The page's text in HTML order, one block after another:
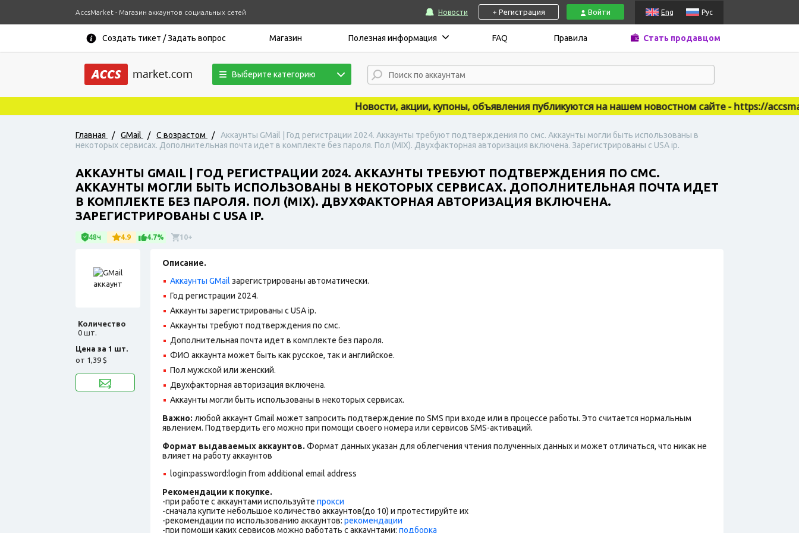
AccsMarket - Магазин аккаунтов социальных сетей Новости + Регистрация Войти Eng Рус
Создать тикет / Задать вопрос Магазин Полезная информация FAQ Правила Стать продавцом
Выберите категорию
Новости, акции, купоны, объявления публикуются на нашем новостном сайте - https://
Главная / GMail / С возрастом /
Аккаунты GMail | Год регистрации 2024. Аккаунты требуют подтверждения по смс. Аккаунты могли быть использованы в
некоторых сервисах. Дополнительная почта идет в комплекте без пароля. Пол (MIX). Двухфакторная авторизация включена. Зарегистрированы с USA ip.
АККАУНТЫ GMAIL | ГОД РЕГИСТРАЦИИ 2024. АККАУНТЫ ТРЕБУЮТ ПОДТВЕРЖДЕНИЯ ПО СМС.
АККАУНТЫ МОГЛИ БЫТЬ ИСПОЛЬЗОВАНЫ В НЕКОТОРЫХ СЕРВИСАХ. ДОПОЛНИТЕЛЬНАЯ ПОЧТА ИДЕТ
В КОМПЛЕКТЕ БЕЗ ПАРОЛЯ. ПОЛ (MIX). ДВУХФАКТОРНАЯ АВТОРИЗАЦИЯ ВКЛЮЧЕНА.
ЗАРЕГИСТРИРОВАНЫ С USA IP.
48ч 4.9 4.7% 10+
Количество
0 шт.
Цена за 1 шт.
от 1,39 $
Описание.
Аккаунты GMail зарегистрированы автоматически.
Год регистрации 2024.
Аккаунты зарегистрированы с USA ip.
Аккаунты требуют подтверждения по смс.
Дополнительная почта идет в комплекте без пароля.
ФИО аккаунта может быть как русское, так и английское.
Пол мужской или женский.
Двухфакторная авторизация включена.
Аккаунты могли быть использованы в некоторых сервисах.
Важно: любой аккаунт Gmail может запросить подтверждение по SMS при входе или в процессе работы. Это считается нормальным
явлением. Подтвердить его можно при помощи своего номера или сервисов SMS-активаций.
Формат выдаваемых аккаунтов. Формат данных указан для облегчения чтения полученных данных и может отличаться, что никак не
влияет на работу аккаунтов
login:password:login from additional email address
Рекомендации к покупке.
-при работе с аккаунтами используйте прокси
-сначала купите небольшое количество аккаунтов(до 10) и протестируйте их
-рекомендации по использованию аккаунтов: рекомендации
-при помощи каких сервисов можно работать с аккаунтами: подборка